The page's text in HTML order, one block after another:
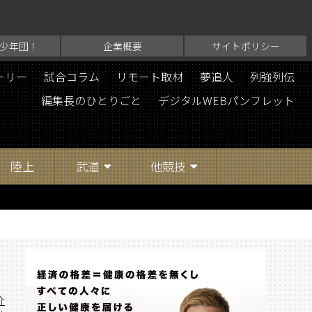
年団！ 企業概要 サイトポリシー
リー 試合コラム リモート取材 夢追人
列強列伝
編集長のひとりごと
デジタルWEBパンフレット
陸上 武道 他競技